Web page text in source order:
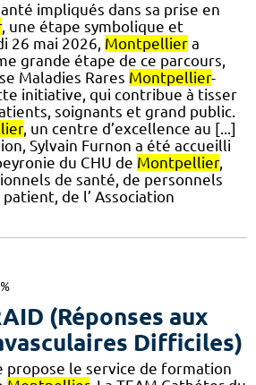
impliqués dans sa prise en
, une étape symbolique et
26 mai 2026, Montpellier a
grande étape de ce parcours,
Maladies Rares Montpellier-
initiative, qui contribue à tisser
soignants et grand public.
, un centre d’excellence au [...]
Sylvain Furnon a été accueilli
du CHU de Montpellier,
de santé, de personnels
de l’ Association
(Réponses aux
Difficiles)
propose le service de formation